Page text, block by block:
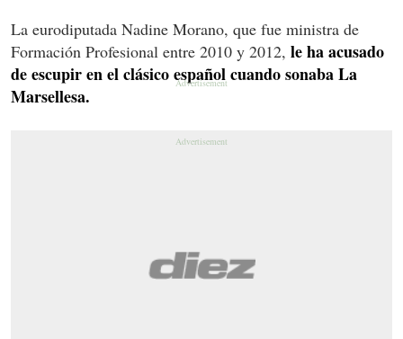
La eurodiputada Nadine Morano, que fue ministra de
Formación Profesional entre 2010 y 2012, le ha acusado
de escupir en el clásico español cuando sonaba La
Marsellesa.